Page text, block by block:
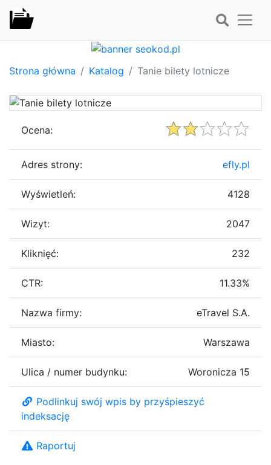
Strona główna Katalog Tanie bilety lotnicze
Ocena:
Adres strony: efly.pl
Wyświetleń: 4128
Wizyt: 2047
Kliknięć: 232
CTR: 11.33%
Nazwa firmy: eTravel S.A.
Miasto: Warszawa
Ulica / numer budynku: Woronicza 15
Podlinkuj swój wpis by przyśpieszyć
indeksację
Raportuj